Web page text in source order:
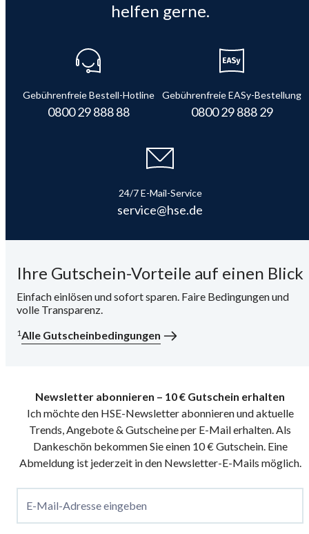
helfen gerne.
Gebührenfreie Bestell-Hotline
0800 29 888 88
Gebührenfreie EASy-Bestellung
0800 29 888 29
24/7 E-Mail-Service
service@hse.de
Ihre Gutschein-Vorteile auf einen Blick
Einfach einlösen und sofort sparen. Faire Bedingungen und
volle Transparenz.
1Alle Gutscheinbedingungen
Newsletter abonnieren – 10 € Gutschein erhalten
Ich möchte den HSE-Newsletter abonnieren und aktuelle
Trends, Angebote & Gutscheine per E-Mail erhalten. Als
Dankeschön bekommen Sie einen 10 € Gutschein. Eine
Abmeldung ist jederzeit in den Newsletter-E-Mails möglich.
E-Mail-Adresse eingeben